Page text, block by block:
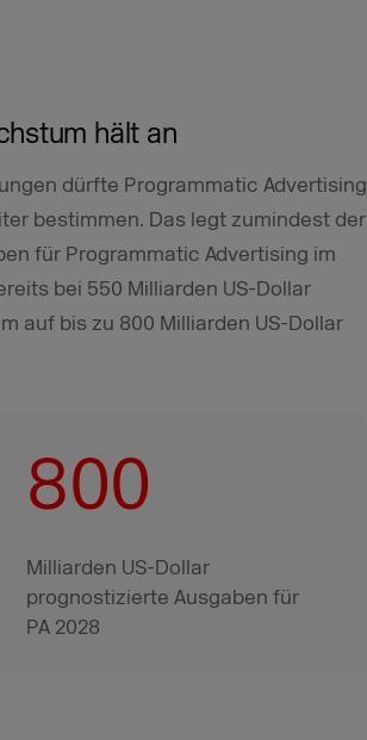
hält an
dürfte Programmatic Advertising
bestimmen. Das legt zumindest der
für Programmatic Advertising im
bei 550 Milliarden US-Dollar
auf bis zu 800 Milliarden US-Dollar
800
Milliarden US-Dollar
prognostizierte Ausgaben für
PA 2028